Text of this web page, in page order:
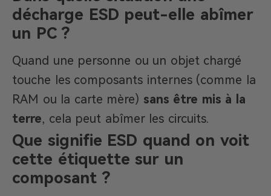
décharge ESD peut-elle abîmer
un PC ?
Quand une personne ou un objet chargé
touche les composants internes (comme la
RAM ou la carte mère) sans être mis à la
terre, cela peut abîmer les circuits.
Que signifie ESD quand on voit
cette étiquette sur un
composant ?